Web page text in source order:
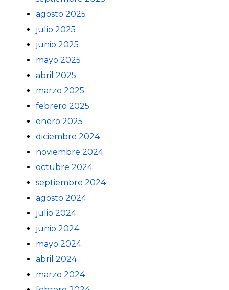
agosto 2025
julio 2025
junio 2025
mayo 2025
abril 2025
marzo 2025
febrero 2025
enero 2025
diciembre 2024
noviembre 2024
octubre 2024
septiembre 2024
agosto 2024
julio 2024
junio 2024
mayo 2024
abril 2024
marzo 2024